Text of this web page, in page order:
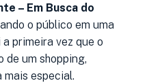
– Em Busca do
o público em uma
primeira vez que o
um shopping,
mais especial.